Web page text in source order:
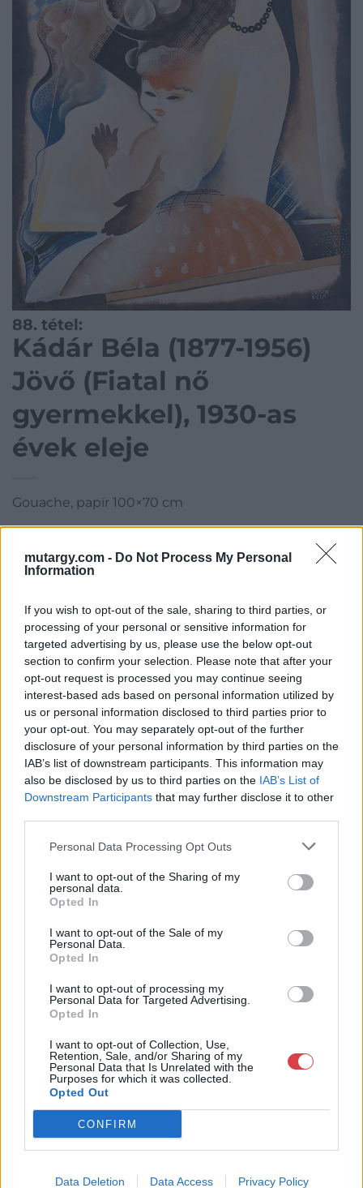
mutargy.com - Do Not Process My Personal
Information
If you wish to opt-out of the sale, sharing to third parties, or
processing of your personal or sensitive information for
targeted advertising by us, please use the below opt-out
section to confirm your selection. Please note that after your
opt-out request is processed you may continue seeing
interest-based ads based on personal information utilized by
us or personal information disclosed to third parties prior to
your opt-out. You may separately opt-out of the further
disclosure of your personal information by third parties on the
IAB’s list of downstream participants. This information may
also be disclosed by us to third parties on the IAB’s List of
Downstream Participants that may further disclose it to other
Personal Data Processing Opt Outs
I want to opt-out of the Sharing of my
personal data.
Opted In
I want to opt-out of the Sale of my
Personal Data.
Opted In
I want to opt-out of processing my
Personal Data for Targeted Advertising.
Opted In
I want to opt-out of Collection, Use,
Retention, Sale, and/or Sharing of my
Personal Data that Is Unrelated with the
Purposes for which it was collected.
Opted Out
CONFIRM
Data Deletion Data Access Privacy Policy
88. tétel:
Kádár Béla (1877-1956)
Jövő (Fiatal nő
gyermekkel), 1930-as
évek eleje
Gouache, papír 100×70 cm
Kikiáltási ár:10 000 000Ft
Aukció adatai
Aukció neve: 56. Őszi Aukció
Aukció dátuma: 2017.10.14
Aukció ideje: 18:00
Aukció helye: Budapest Kongresszusi Központ
Tételszám: 88
Eladó adatai
Mű-Terem Galéria Kft.
1055 Budapest, Falk Miksa u. 30
Bemutatkozás: Kiemelkedő kvalitású 19. és 20. századi magyar
festészet és szecessziós Zsolnay kerámiák adás-vétele és
GALÉRIA TOVÁBBI MŰTÁRGYAI